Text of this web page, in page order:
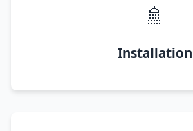
🚿
Installation